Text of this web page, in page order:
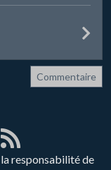
Commentaire
responsabilité de